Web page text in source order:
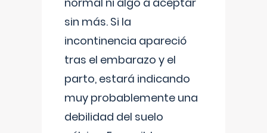
sin más. Si la
incontinencia apareció
tras el embarazo y el
parto, estará indicando
muy probablemente una
debilidad del suelo